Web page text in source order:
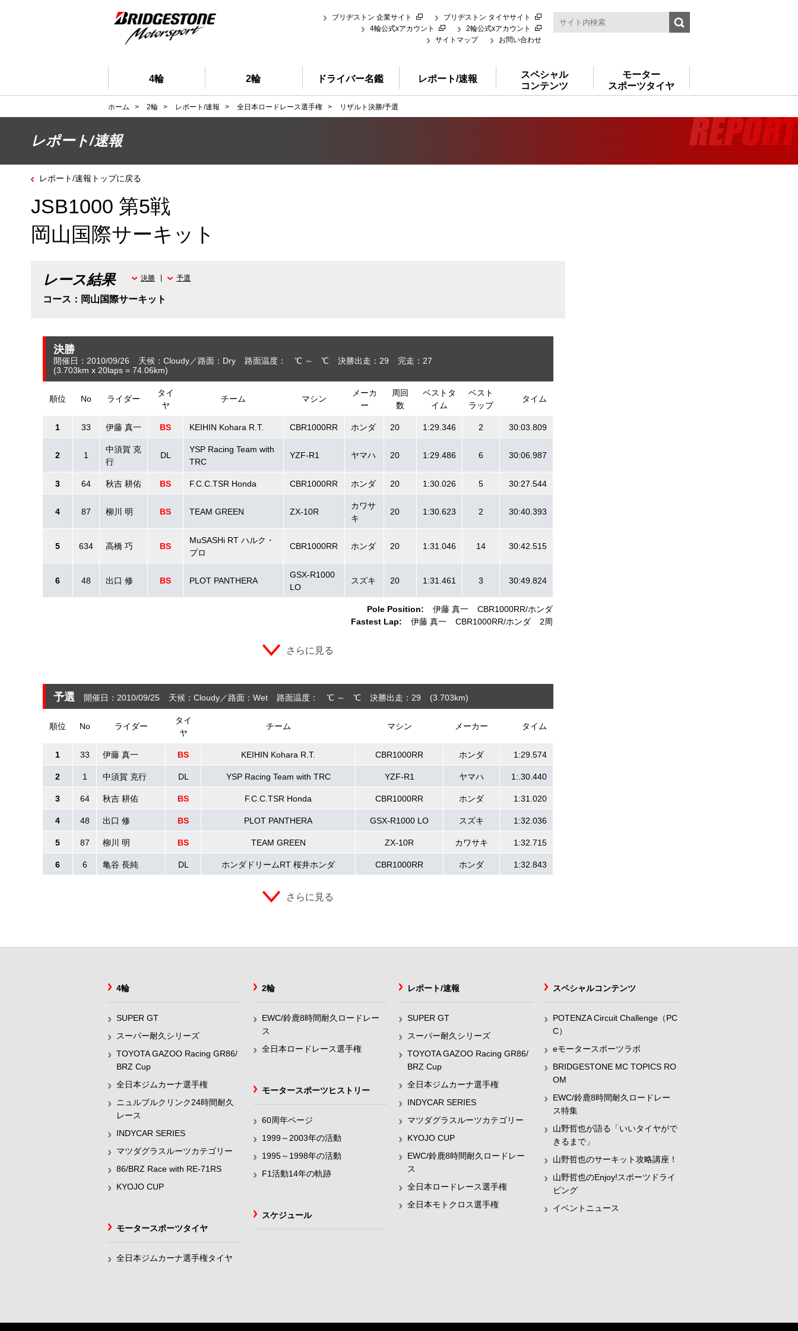
ブリヂストン 企業サイト
ブリヂストン タイヤサイト
4輪公式xアカウント
2輪公式xアカウント
サイトマップ
お問い合わせ
4輪 2輪 ドライバー名鑑 レポート/速報
スペシャル
コンテンツ
モーター
スポーツタイヤ
ホーム > 2輪 > レポート/速報 > 全日本ロードレース選手権 > リザルト決勝/予選
レポート/速報
レポート/速報トップに戻る
JSB1000 第5戦
岡山国際サーキット
レース結果
コース：岡山国際サーキット
決勝 予選
決勝
開催日：2010/09/26 天候：Cloudy 路面：Dry 路面温度： ℃ ～ ℃ 決勝出走：29
完走：27
(3.703km x 20laps = 74.06km)
順位 No ライダー
タイ
ヤ
チーム マシン
メーカ
ー
周回
数
ベストタ
イム
ベスト
ラップ
タイム
Pole Position: 伊藤 真一 CBR1000RR ホンダ
Fastest Lap:
伊藤 真一 CBR1000RR ホンダ 2周
1 33 伊藤 真一 BS KEIHIN Kohara R.T. CBR1000RR ホンダ 20 1:29.346 2 30:03.809
2 1
中須賀 克
行
DL
YSP Racing Team with
TRC
YZF-R1 ヤマハ 20 1:29.486 6 30:06.987
3 64 秋吉 耕佑 BS F.C.C.TSR Honda CBR1000RR ホンダ 20 1:30.026 5 30:27.544
4 87 柳川 明 BS TEAM GREEN ZX-10R
カワサ
キ
20 1:30.623 2 30:40.393
5 634 高橋 巧 BS
MuSASHi RT ハルク・
プロ
CBR1000RR ホンダ 20 1:31.046 14 30:42.515
6 48 出口 修 BS PLOT PANTHERA
GSX-R1000
LO
スズキ 20 1:31.461 3 30:49.824
さらに見る
予選 開催日：2010/09/25 天候：Cloudy 路面：Wet 路面温度： ℃ ～ ℃ 決勝出走：29 (3.703km)
順位 No ライダー
タイ
ヤ
チーム マシン メーカー タイム
1 33 伊藤 真一 BS KEIHIN Kohara R.T. CBR1000RR ホンダ 1:29.574
2 1 中須賀 克行 DL YSP Racing Team with TRC YZF-R1 ヤマハ 1:.30.440
3 64 秋吉 耕佑 BS F.C.C.TSR Honda CBR1000RR ホンダ 1:31.020
4 48 出口 修 BS PLOT PANTHERA GSX-R1000 LO スズキ 1:32.036
5 87 柳川 明 BS TEAM GREEN ZX-10R カワサキ 1:32.715
6 6 亀谷 長純 DL ホンダドリームRT 桜井ホンダ CBR1000RR ホンダ 1:32.843
さらに見る
4輪
SUPER GT
スーパー耐久シリーズ
TOYOTA GAZOO Racing GR86/
BRZ Cup
全日本ジムカーナ選手権
ニュルブルクリンク24時間耐久
レース
INDYCAR SERIES
マツダグラスルーツカテゴリー
86/BRZ Race with RE-71RS
KYOJO CUP
2輪
EWC/鈴鹿8時間耐久ロードレー
ス
全日本ロードレース選手権
レポート/速報
SUPER GT
スーパー耐久シリーズ
TOYOTA GAZOO Racing GR86/
BRZ Cup
全日本ジムカーナ選手権
INDYCAR SERIES
マツダグラスルーツカテゴリー
KYOJO CUP
EWC/鈴鹿8時間耐久ロードレー
ス
全日本ロードレース選手権
全日本モトクロス選手権
スペシャルコンテンツ
POTENZA Circuit Challenge（PC
C）
eモータースポーツラボ
BRIDGESTONE MC TOPICS RO
OM
EWC/鈴鹿8時間耐久ロードレー
ス特集
山野哲也が語る「いいタイヤがで
きるまで」
山野哲也のサーキット攻略講座！
山野哲也のEnjoy!スポーツドライ
ビング
イベントニュース
モータースポーツヒストリー
60周年ページ
1999～2003年の活動
1995～1998年の活動
F1活動14年の軌跡
スケジュール
モータースポーツタイヤ
全日本ジムカーナ選手権タイヤ